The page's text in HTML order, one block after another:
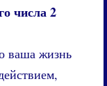
числа 2
ваша жизнь